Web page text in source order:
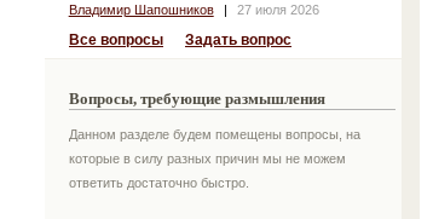
Владимир Шапошников
| 27 июля 2026
Все вопросы Задать вопрос
Вопросы, требующие размышления
Данном разделе будем помещены вопросы, на
которые в силу разных причин мы не можем
ответить достаточно быстро.